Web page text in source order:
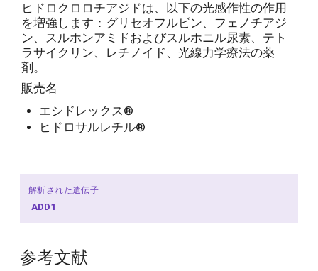
ヒドロクロロチアジドは、以下の光感作性の作用
を増強します：グリセオフルビン、フェノチアジ
ン、スルホンアミドおよびスルホニル尿素、テト
ラサイクリン、レチノイド、光線力学療法の薬
剤。
販売名
エシドレックス®
ヒドロサルレチル®
解析された遺伝子
ADD1
参考文献